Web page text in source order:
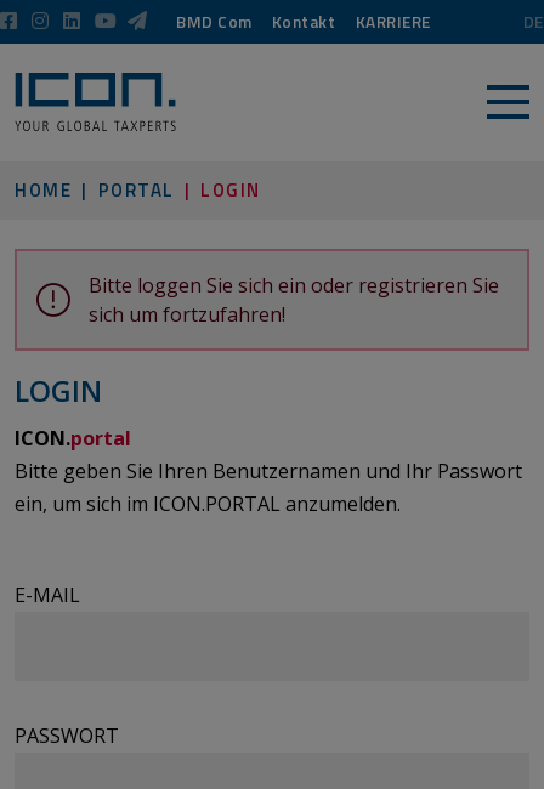
BMD Com Kontakt KARRIERE DE
HOME PORTAL LOGIN
Bitte loggen Sie sich ein oder registrieren Sie
sich um fortzufahren!
LOGIN
ICON.portal
Bitte geben Sie Ihren Benutzernamen und Ihr Passwort
ein, um sich im ICON.PORTAL anzumelden.
E-MAIL
PASSWORT